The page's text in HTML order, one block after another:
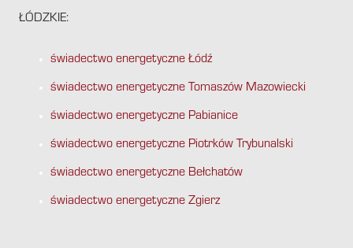
ŁÓDZKIE:
świadectwo energetyczne Łódź
świadectwo energetyczne Tomaszów Mazowiecki
świadectwo energetyczne Pabianice
świadectwo energetyczne Piotrków Trybunalski
świadectwo energetyczne Bełchatów
świadectwo energetyczne Zgierz